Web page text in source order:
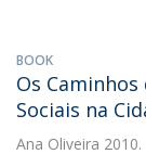
BOOK
Os
Sociais na
Ana Oliveira 2010.